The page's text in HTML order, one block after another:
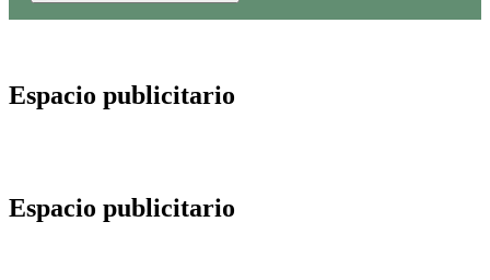
Espacio publicitario
Espacio publicitario